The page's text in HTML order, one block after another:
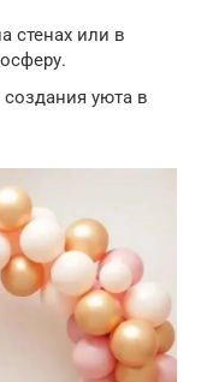
стенах или в
уюта в